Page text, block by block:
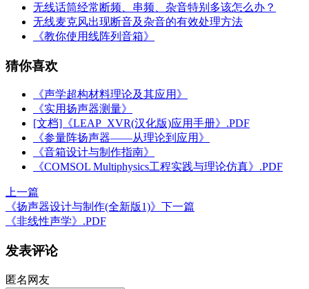
无线话筒经常断频、串频、杂音特别多该怎么办？
无线麦克风出现断音及杂音的有效处理方法
《教你使用线阵列音箱》
猜你喜欢
《声学超构材料理论及其应用》
《实用扬声器测量》
[文档]《LEAP_XVR(汉化版)应用手册》.PDF
《参量阵扬声器——从理论到应用》
《音箱设计与制作指南》
《COMSOL Multiphysics工程实践与理论仿真》.PDF
上一篇
《扬声器设计与制作(全新版1)》 下一篇
《非线性声学》.PDF
发表评论
匿名网友